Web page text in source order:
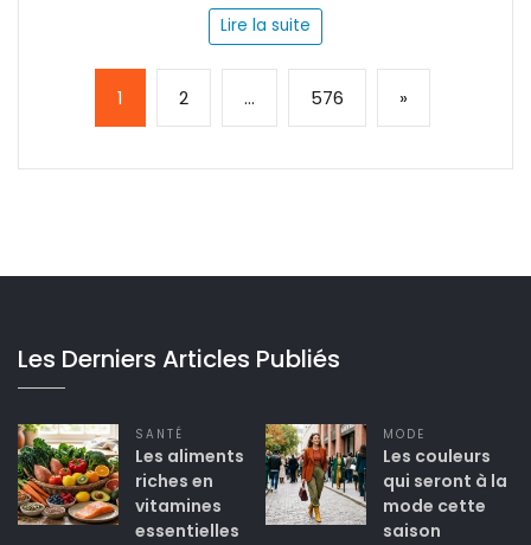
Lire la suite
1 2 … 576 Next
»
Les Derniers Articles Publiés
SANTÉ
Les aliments
riches en
vitamines
essentielles
MODE
Les couleurs
qui seront à la
mode cette
saison